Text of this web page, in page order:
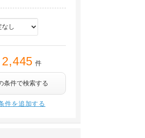
2,445 件
条件で検索する
件を追加する
新清水 バス21分 三保松原バス停から徒歩9分
－
年03月